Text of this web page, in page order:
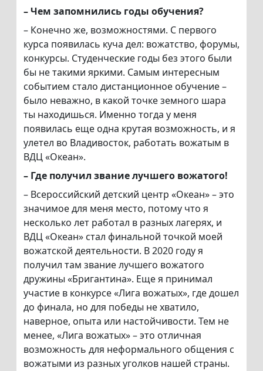
– Чем запомнились годы обучения?
– Конечно же, возможностями. С первого
курса появилась куча дел: вожатство, форумы,
конкурсы. Студенческие годы без этого были
бы не такими яркими. Самым интересным
событием стало дистанционное обучение –
было неважно, в какой точке земного шара
ты находишься. Именно тогда у меня
появилась еще одна крутая возможность, и я
улетел во Владивосток, работать вожатым в
ВДЦ «Океан».
– Где получил звание лучшего вожатого!
– Всероссийский детский центр «Океан» – это
значимое для меня место, потому что я
несколько лет работал в разных лагерях, и
ВДЦ «Океан» стал финальной точкой моей
вожатской деятельности. В 2020 году я
получил там звание лучшего вожатого
дружины «Бригантина». Еще я принимал
участие в конкурсе «Лига вожатых», где дошел
до финала, но для победы не хватило,
наверное, опыта или настойчивости. Тем не
менее, «Лига вожатых» – это отличная
возможность для неформального общения с
вожатыми из разных уголков нашей страны.